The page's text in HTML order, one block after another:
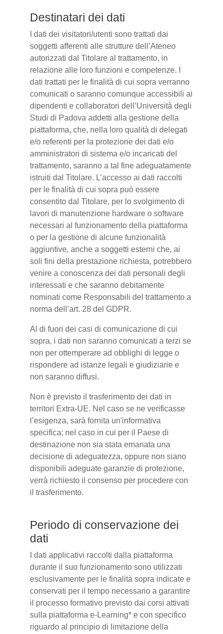
Destinatari dei dati
I dati dei visitatori/utenti sono trattati dai
soggetti afferenti alle strutture dell’Ateneo
autorizzati dal Titolare al trattamento, in
relazione alle loro funzioni e competenze. I
dati trattati per le finalità di cui sopra verranno
comunicati o saranno comunque accessibili ai
dipendenti e collaboratori dell’Università degli
Studi di Padova addetti alla gestione della
piattaforma, che, nella loro qualità di delegati
e/o referenti per la protezione dei dati e/o
amministratori di sistema e/o incaricati del
trattamento, saranno a tal fine adeguatamente
istruiti dal Titolare. L’accesso ai dati raccolti
per le finalità di cui sopra può essere
consentito dal Titolare, per lo svolgimento di
lavori di manutenzione hardware o software
necessari al funzionamento della piattaforma
o per la gestione di alcune funzionalità
aggiuntive, anche a soggetti esterni che, ai
soli fini della prestazione richiesta, potrebbero
venire a conoscenza dei dati personali degli
interessati e che saranno debitamente
nominati come Responsabili del trattamento a
norma dell’art. 28 del GDPR.
Al di fuori dei casi di comunicazione di cui
sopra, i dati non saranno comunicati a terzi se
non per ottemperare ad obblighi di legge o
rispondere ad istanze legali e giudiziarie e
non saranno diffusi.
Non è previsto il trasferimento dei dati in
territori Extra-UE. Nel caso se ne verificasse
l’esigenza, sarà fornita un'informativa
specifica; nel caso in cui per il Paese di
destinazione non sia stata emanata una
decisione di adeguatezza, oppure non siano
disponibili adeguate garanzie di protezione,
verrà richiesto il consenso per procedere con
il trasferimento.
Periodo di conservazione dei
dati
I dati applicativi raccolti dalla piattaforma
durante il suo funzionamento sono utilizzati
esclusivamente per le finalità sopra indicate e
conservati per il tempo necessario a garantire
il processo formativo previsto dai corsi attivati
sulla piattaforma e-Learning* e con specifico
riguardo al principio di limitazione della